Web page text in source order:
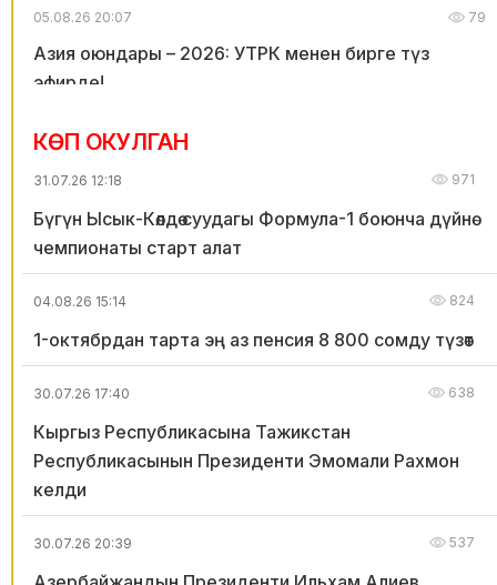
05.08.26 20:07 79
Азия оюндары – 2026: УТРК менен бирге түз
эфирде!
05.08.26 18:42
студентке ыраазычылык билдирди
05.08.26 17:00 53
МинКаб Төрагасынын орун басары Улан
Маматканов Жапония Өкмөтүнүн JDS долбоору
аркылуу Жапонияга окууга жөнөп жаткан
Кыргызстандын мамлекеттик жана муниципалдык
кызматкерлерин кабыл алды
05.08.26 16:23
жакында пайдаланууга берилет
КӨП ОКУЛГАН
31.07.26 12:18 971
Бүгүн Ысык-Көлдө суудагы Формула-1 боюнча дүйнө
чемпионаты старт алат
04.08.26 15:14 824
1-октябрдан тарта эң аз пенсия 8 800 сомду түзөт
30.07.26 17:40 638
Кыргыз Республикасына Тажикстан
Республикасынын Президенти Эмомали Рахмон
келди
30.07.26 20:39 537